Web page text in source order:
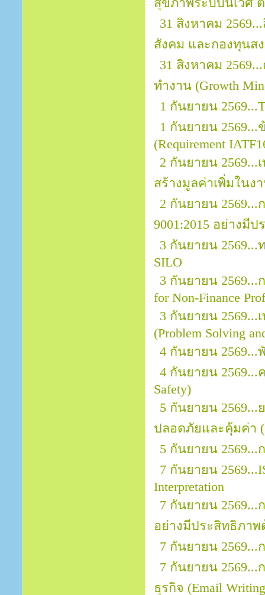
สุขภาพระบบนิเวศ
31 สิงหาคม
สังคม และกองทุนส
31 สิงหาคม
ทำงาน (Growth
1 กันยายน
1 กันยายน
(Requirement
2 กันยายน 2569...
สร้างมูลค่าเพิ่มในง
2 กันยายน 2569...
9001:2015 อย่างมี
3 กันยายน
SILO
3 กันยายน 2569...
for Non-Finance
3 กันยายน
(Problem Solving
4 กันยายน
4 กันยายน 2569...
Safety)
5 กันยายน
ปลอดภัยและคุ้มค่า
5 กันยายน 2569...
7 กันยายน
Interpretation
7 กันยายน
อย่างมีประสิทธิภาพ
7 กันยายน 2569...
7 กันยายน 2569...
ธุรกิจ (Email